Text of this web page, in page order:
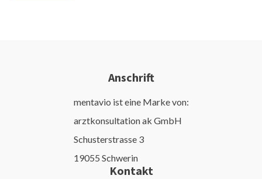
Anschrift
mentavio ist eine Marke von:
arztkonsultation ak GmbH
Schusterstrasse 3
19055 Schwerin
Kontakt